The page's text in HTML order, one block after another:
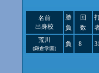
名前
出身校
勝
負
回
数
荒川
(鎌倉学園)
負 8